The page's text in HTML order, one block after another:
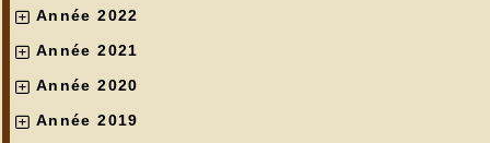
Année 2022
Année 2021
Année 2020
Année 2019